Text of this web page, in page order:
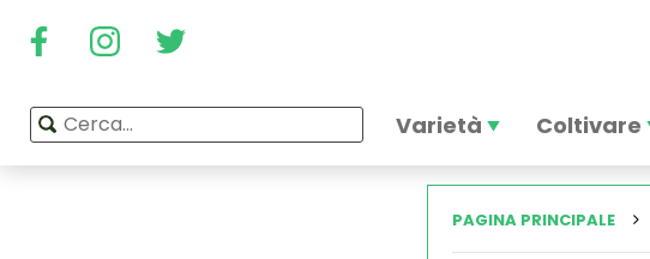
Varietà Coltivare
PAGINA PRINCIPALE